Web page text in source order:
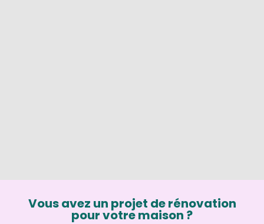
Vous avez un projet de rénovation
pour votre maison ?